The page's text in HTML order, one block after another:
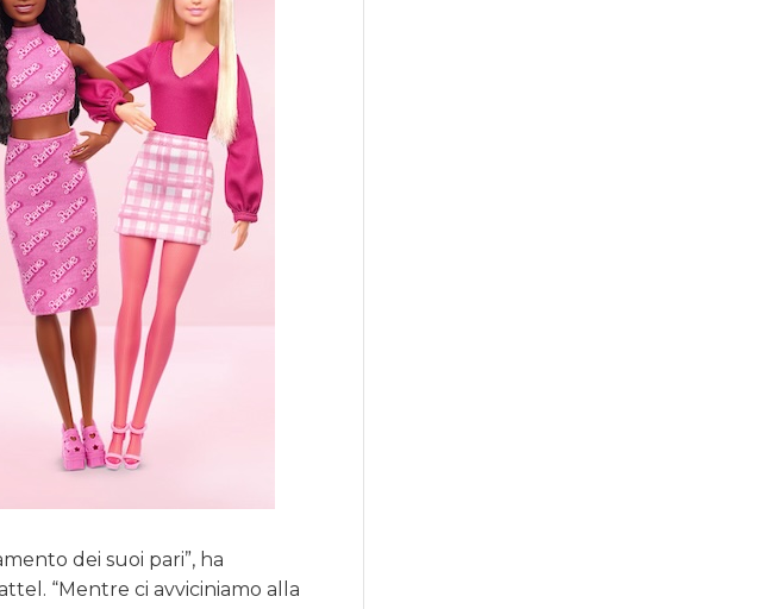
dei suoi pari”, ha
“Mentre ci avviciniamo alla